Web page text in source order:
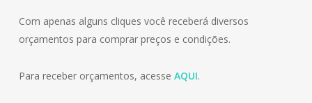
Com apenas alguns cliques você receberá diversos
orçamentos para comprar preços e condições.
Para receber orçamentos, acesse AQUI.